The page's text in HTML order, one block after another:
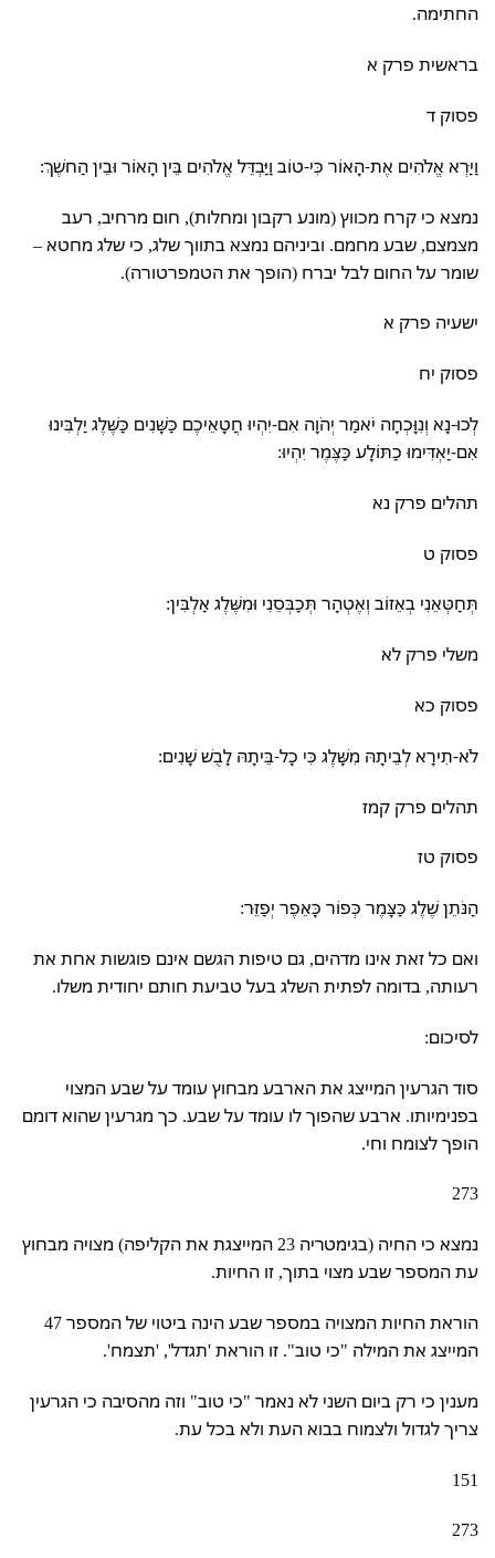
החתימה.
בראשית פרק א
פסוק ד
וַיַּרְא אֱלֹהִים אֶת-הָאוֹר כִּי-טוֹב וַיַּבְדֵּל אֱלֹהִים בֵּין הָאוֹר וּבֵין הַחשֶׁךְ:
נמצא כי קרח מכווץ (מונע רקבון ומחלות), חום מרחיב, רעב
מצמצם, שבע מחמם. וביניהם נמצא בתווך שלג, כי שלג מחטא –
שומר על החום לבל יברח (הופך את הטמפרטורה).
ישעיה פרק א
פסוק יח
לְכוּ-נָא וְנִוָּכְחָה יֹאמַר יְהֹוָה אִם-יִהְיוּ חֲטָאֵיכֶם כַּשָּׁנִים כַּשֶּׁלֶג יַלְבִּינוּ
אִם-יַאְדִּימוּ כַתּוֹלָע כַּצֶּמֶר יִהְיוּ:
תהלים פרק נא
פסוק ט
תְּחַטְּאֵנִי בְאֵזוֹב וְאֶטְהָר תְּכַבְּסֵנִי וּמִשֶּׁלֶג אַלְבִּין:
משלי פרק לא
פסוק כא
לֹא-תִירָא לְבֵיתָהּ מִשָּׁלֶג כִּי כָל-בֵּיתָהּ לָבֻשׁ שָׁנִים:
תהלים פרק קמז
פסוק טז
הַנֹּתֵן שֶׁלֶג כַּצָּמֶר כְּפוֹר כָּאֵפֶר יְפַזֵּר:
ואם כל זאת אינו מדהים, גם טיפות הגשם אינם פוגשות אחת את
רעותה, בדומה לפתית השלג בעל טביעת חותם יחודית משלו.
לסיכום:
סוד הגרעין המייצג את הארבע מבחוץ עומד על שבע המצוי
בפנימיותו. ארבע שהפוך לו עומד על שבע. כך מגרעין שהוא דומם
הופך לצומח וחי.
273
נמצא כי החיה (בגימטריה 23 המייצגת את הקליפה) מצויה מבחוץ
עת המספר שבע מצוי בתוך, זו החיות.
הוראת החיות המצויה במספר שבע הינה ביטוי של המספר 47
המייצג את המילה "כי טוב". זו הוראת 'תגדל', 'תצמח'.
מענין כי רק ביום השני לא נאמר "כי טוב" וזה מהסיבה כי הגרעין
צריך לגדול ולצמוח בבוא העת ולא בכל עת.
151
273